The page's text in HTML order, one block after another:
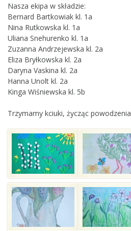
Nasza ekipa w składzie:
Bernard Bartkowiak kl. 1a
Nina Rutkowska kl. 1a
Uliana Snehurenko kl. 1a
Zuzanna Andrzejewska kl. 2a
Eliza Bryłkowska kl. 2a
Daryna Vaskina kl. 2a
Hanna Unolt kl. 2a
Kinga Wiśniewska kl. 5b
Trzymamy kciuki, życząc powodzenia